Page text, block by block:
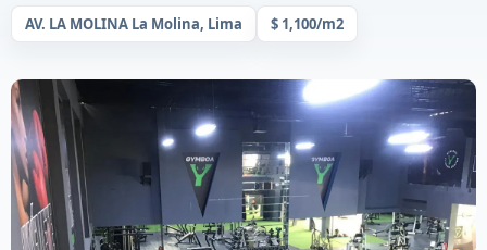
AV. LA MOLINA La Molina, Lima $ 1,100/m2